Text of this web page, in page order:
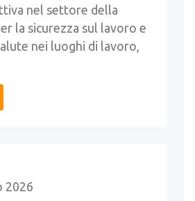
nel settore della
la sicurezza sul lavoro e
nei luoghi di lavoro,
2026